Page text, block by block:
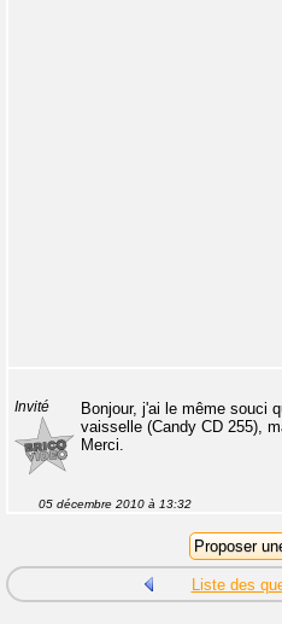
Invité
Bonjour, j'ai le même souci
vaisselle (Candy CD 255),
Merci.
05 décembre 2010 à 13:32
Liste des